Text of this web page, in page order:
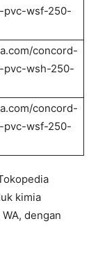
pvc-wsf-250-
concord-
pvc-wsh-250-
concord-
pvc-wsf-250-
kimia
dengan